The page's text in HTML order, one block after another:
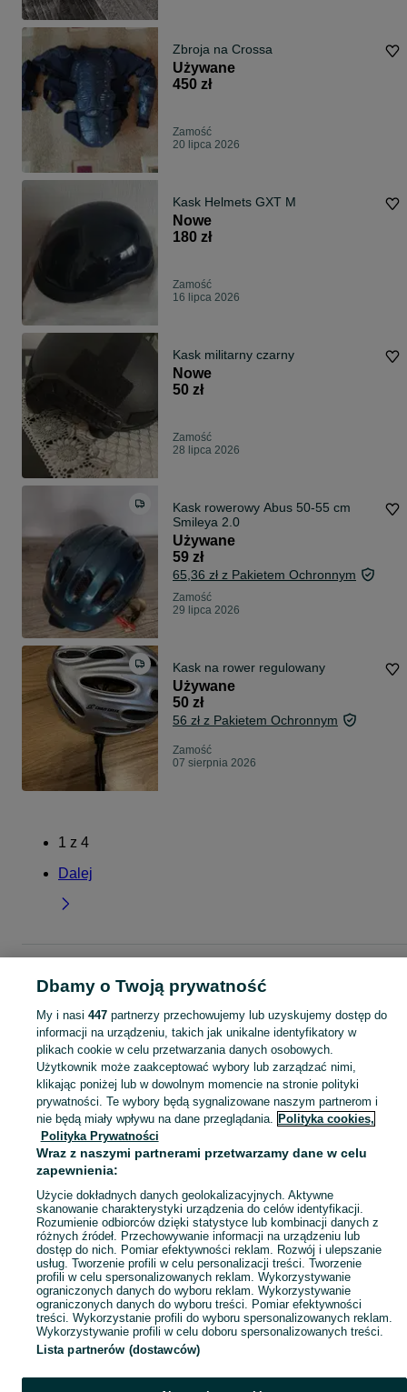
Zbroja na Crossa
Używane
450 zł
Zamość
20 lipca 2026
Kask Helmets GXT M
Nowe
180 zł
Zamość
16 lipca 2026
Kask militarny czarny
Nowe
50 zł
Zamość
28 lipca 2026
Kask rowerowy Abus 50-55 cm
Smileya 2.0
Używane
59 zł
65,36 zł z Pakietem Ochronnym
Zamość
29 lipca 2026
Kask na rower regulowany
Używane
50 zł
56 zł z Pakietem Ochronnym
Zamość
07 sierpnia 2026
1 z 4
Dalej
ochraniacze
Kaski i ochraniacze - Lubelskie Kaski i ochraniacze - Zamość
KATEGORIA
Zobacz
Mapa kategorii
Mapa miejscowości
Mapa ministron
Popularne wyszukiwania
Dbamy o Twoją prywatność
My i nasi 447partnerzy przechowujemy lub uzyskujemy dostęp do
informacji na urządzeniu, takich jak unikalne identyfikatory w
plikach cookie w celu przetwarzania danych osobowych.
Użytkownik może zaakceptować wybory lub zarządzać nimi,
klikając poniżej lub w dowolnym momencie na stronie polityki
prywatności. Te wybory będą sygnalizowane naszym partnerom i
nie będą miały wpływu na dane przeglądania. Polityka cookies,
Polityka Prywatności
Wraz z naszymi partnerami przetwarzamy dane w celu
zapewnienia:
Użycie dokładnych danych geolokalizacyjnych. Aktywne
skanowanie charakterystyki urządzenia do celów identyfikacji.
Rozumienie odbiorców dzięki statystyce lub kombinacji danych z
różnych źródeł. Przechowywanie informacji na urządzeniu lub
dostęp do nich. Pomiar efektywności reklam. Rozwój i ulepszanie
usług. Tworzenie profili w celu personalizacji treści. Tworzenie
profili w celu spersonalizowanych reklam. Wykorzystywanie
ograniczonych danych do wyboru reklam. Wykorzystywanie
ograniczonych danych do wyboru treści. Pomiar efektywności
treści. Wykorzystanie profili do wyboru spersonalizowanych reklam.
Wykorzystywanie profili w celu doboru spersonalizowanych treści.
Lista partnerów (dostawców)